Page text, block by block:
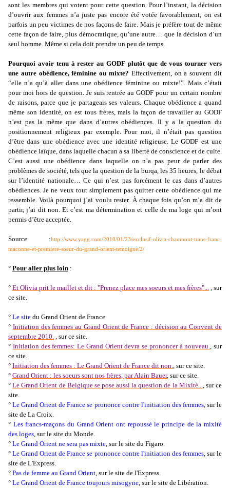
sont les membres qui votent pour cette question. Pour l’instant, la décision
d’ouvrir aux femmes n’a juste pas encore été votée favorablement, on est
parfois un peu victimes de nos façons de faire. Mais je préfère tout de même
cette façon de faire, plus démocratique, qu’une autre… que la décision d’un
seul homme. Même si cela doit prendre un peu de temps.
Pourquoi avoir tenu à rester au GODF plutôt que de vous tourner vers
une autre obédience, féminine ou mixte? Effectivement, on a souvent dit
“elle n’a qu’à aller dans une obédience féminine ou mixte!”. Mais c’était
pour moi hors de question. Je suis rentrée au GODF pour un certain nombre
de raisons, parce que je partageais ses valeurs. Chaque obédience a quand
même son identité, on est tous frères, mais la façon de travailler au GODF
n’est pas la même que dans d’autres obédiences. Il y a la question du
positionnement religieux par exemple. Pour moi, il n’était pas question
d’être dans une obédience avec une identité religieuse. Le GODF est une
obédience laïque, dans laquelle chacun a sa liberté de conscience et de culte.
C’est aussi une obédience dans laquelle on n’a pas peur de parler des
problèmes de société, tels que la question de la burqa, les 35 heures, le débat
sur l’identité nationale… Ce qui n’est pas forcément le cas dans d’autres
obédiences. Je ne veux tout simplement pas quitter cette obédience qui me
ressemble. Voilà pourquoi j’ai voulu rester. À chaque fois qu’on m’a dit de
partir, j’ai dit non. Et c’est ma détermination et celle de ma loge qui m’ont
permis d’être acceptée.
Source :http://www.yagg.com/2010/01/23/exclusif-olivia-chaumont-trans-franc-
maconne-et-premiere-soeur-du-grand-orient-temoigne/2/
° Pour aller plus loin :
° Et Olivia prit le maillet et dit : "Prenez place mes soeurs et mes frères"... , sur
ce site.
° Le site du Grand Orient de France
° Initiation des femmes au Grand Orient de France : décision au Convent de
septembre 2010. , sur ce site.
° Initiation des femmes: Le Grand Orient devra se prononcer à nouveau., sur
ce site.
° Initiation des femmes : Le Grand Orient de France dit non., sur ce site.
° Grand Orient : les soeurs sont nos frères, par Alain Bauer, sur ce site.
°Le Grand Orient de Belgique se pose aussi la question de la Mixité..., sur ce
site.
° Le Grand Orient de France se prononce contre l'initiation des femmes, sur le
site de La Croix.
° Les francs-maçons du Grand Orient ont repoussé le principe de la mixité
des loges, sur le site du Monde.
° Le Grand Orient ne sera pas mixte, sur le site du Figaro.
° Le Grand Orient de France se prononce contre l'initiation des femmes, sur le
site de L'Express.
° Pas de femme au Grand Orient, sur le site de l'Express.
° Le Grand Orient de France toujours misogyne, sur le site de Libération.